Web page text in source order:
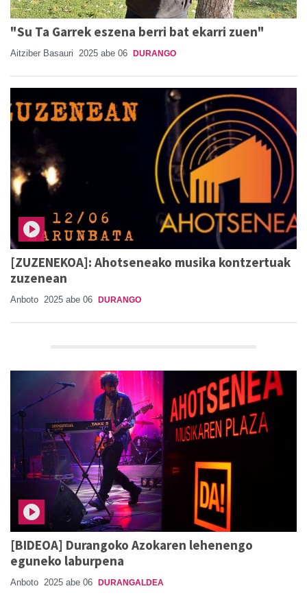
"Su Ta Garrek eszena berri bat ekarri zuen"
Aitziber Basauri 2025 abe 06 DURANGO
[ZUZENEKOA]: Ahotseneako musika kontzertuak
zuzenean
Anboto 2025 abe 06 DURANGO
[BIDEOA] Durangoko Azokaren lehenengo
eguneko laburpena
Anboto 2025 abe 06 DURANGALDEA